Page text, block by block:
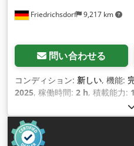
Friedrichsdorf 9,217 km
問い合わせる
コンディション: 新しい, 機能:
2025, 稼働時間: 2 h, 積載能力:
, 建
1,150 mm, 空車重量:123 kg（
mm, 駆動方式: